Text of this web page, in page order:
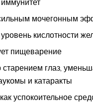
мочегонным
кислотности
пищеварение
старением глаз,
и катаракты
успокоительное